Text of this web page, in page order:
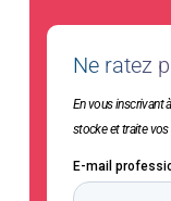
Ne ratez
En vous inscrivant
stocke et traite vos